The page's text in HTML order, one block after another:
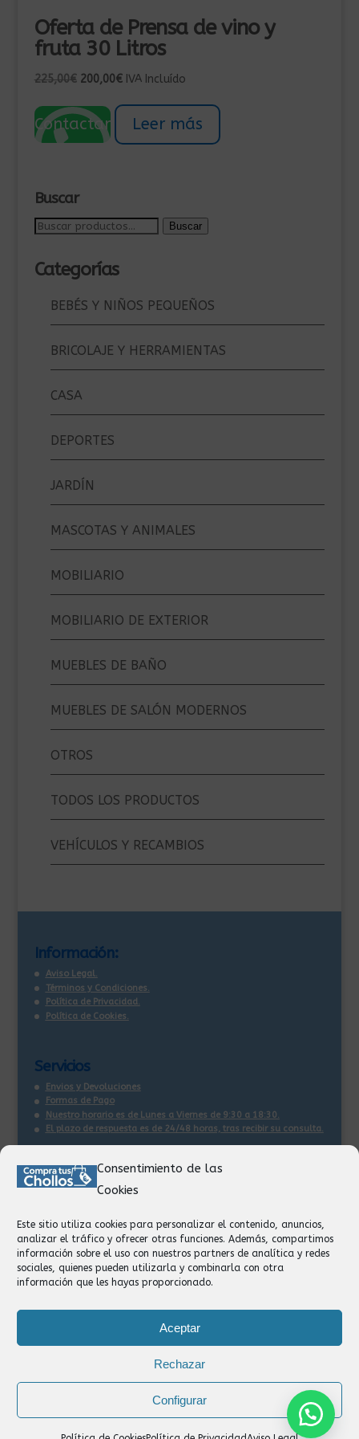
Consentimiento de las
Cookies
Este sitio utiliza cookies para personalizar el contenido, anuncios,
analizar el tráfico y ofrecer otras funciones. Además, compartimos
información sobre el uso con nuestros partners de analítica y redes
sociales, quienes pueden utilizarla y combinarla con otra
información que les hayas proporcionado.
Aceptar
Rechazar
Configurar
Oferta de Prensa de vino y
fruta 30 Litros
225,00€ El
original
era:
200,00€El
actual
es:
IVA Incluído
Contactar Leer más
Buscar
Buscar
Buscar
Categorías
BEBÉS Y NIÑOS PEQUEÑOS
BRICOLAJE Y HERRAMIENTAS
CASA
DEPORTES
JARDÍN
MASCOTAS Y ANIMALES
MOBILIARIO
MOBILIARIO DE EXTERIOR
MUEBLES DE BAÑO
MUEBLES DE SALÓN MODERNOS
OTROS
TODOS LOS PRODUCTOS
VEHÍCULOS Y RECAMBIOS
Información:
Aviso Legal.
Términos y Condiciones.
Política de Privacidad.
Política de Cookies.
Servicios
Envios y Devoluciones
Formas de Pago
Nuestro horario es de Lunes a Viernes de 9:30 a 18:30.
El plazo de respuesta es de 24/48 horas, tras recibir su consulta.
Contacto:
Facturación
Devoluciones
Privacidad
Formas de Pago